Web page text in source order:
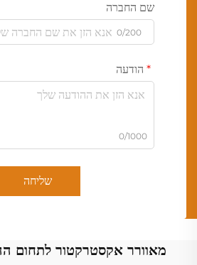
שם החברה
0/200
הודעה
0/1000
שליחה
מאוורר אקסטרקטור לתחום